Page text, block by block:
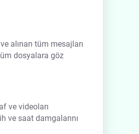
alınan tüm mesajları
dosyalara göz
ve videoları
ve saat damgalarını